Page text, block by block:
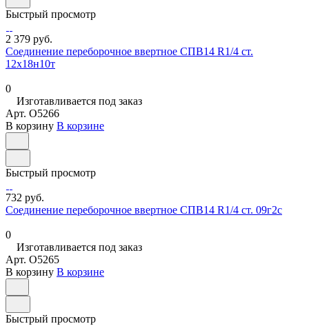
Быстрый просмотр
2 379 руб.
Соединение переборочное ввертное СПВ14 R1/4 ст.
12х18н10т
0
Изготавливается под заказ
Арт. O5266
В корзину В корзине
Быстрый просмотр
732 руб.
Соединение переборочное ввертное СПВ14 R1/4 ст. 09г2с
0
Изготавливается под заказ
Арт. O5265
В корзину В корзине
Быстрый просмотр